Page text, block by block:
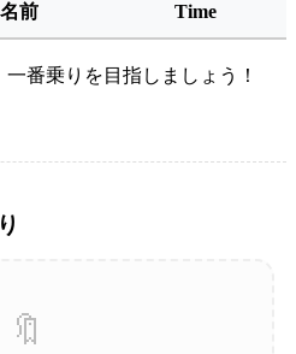
名前 Time
番乗りを目指しましょう！
🔖